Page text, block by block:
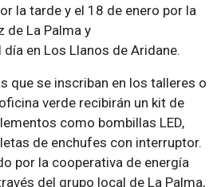
la tarde y el 18 de enero por la
de La Palma y
en Los Llanos de Aridane.
que se inscriban en los talleres o
verde recibirán un kit de
como bombillas LED,
de enchufes con interruptor.
por la cooperativa de energía
del grupo local de La Palma,